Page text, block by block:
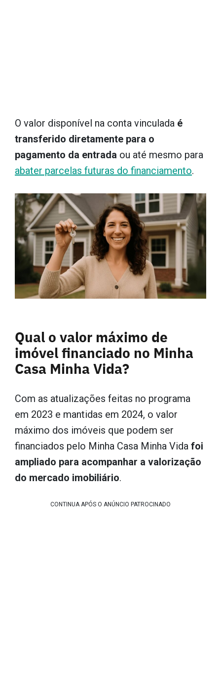
O valor disponível na conta vinculada é
transferido diretamente para o
pagamento da entrada ou até mesmo para
abater parcelas futuras do financiamento.
Qual o valor máximo de
imóvel financiado no Minha
Casa Minha Vida?
Com as atualizações feitas no programa
em 2023 e mantidas em 2024, o valor
máximo dos imóveis que podem ser
financiados pelo Minha Casa Minha Vida foi
ampliado para acompanhar a valorização
do mercado imobiliário.
CONTINUA APÓS O ANÚNCIO PATROCINADO